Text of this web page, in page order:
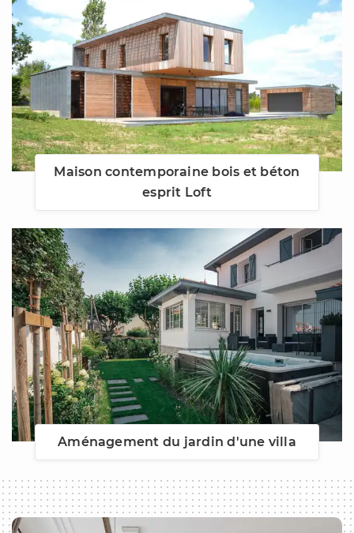
Maison contemporaine bois et béton
esprit Loft
Aménagement du jardin d'une villa